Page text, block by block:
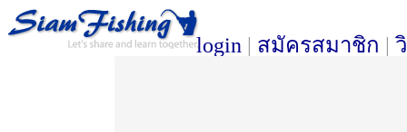
login | สมัครสมาชิก |